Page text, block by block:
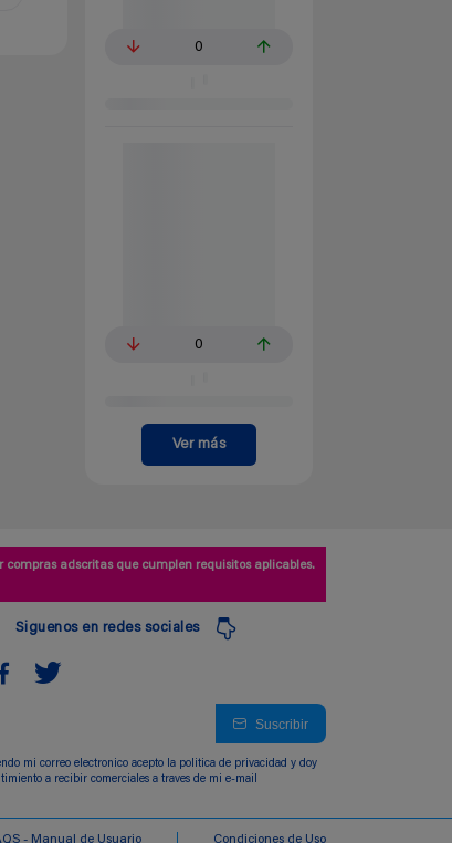
0
0
Ver más
adscritas que cumplen requisitos aplicables.
Siguenos en redes sociales
Suscribir
mi correo electronico acepto la politica de privacidad y doy
a recibir comerciales a traves de mi e-mail
- Manual de Usuario Condiciones de Uso